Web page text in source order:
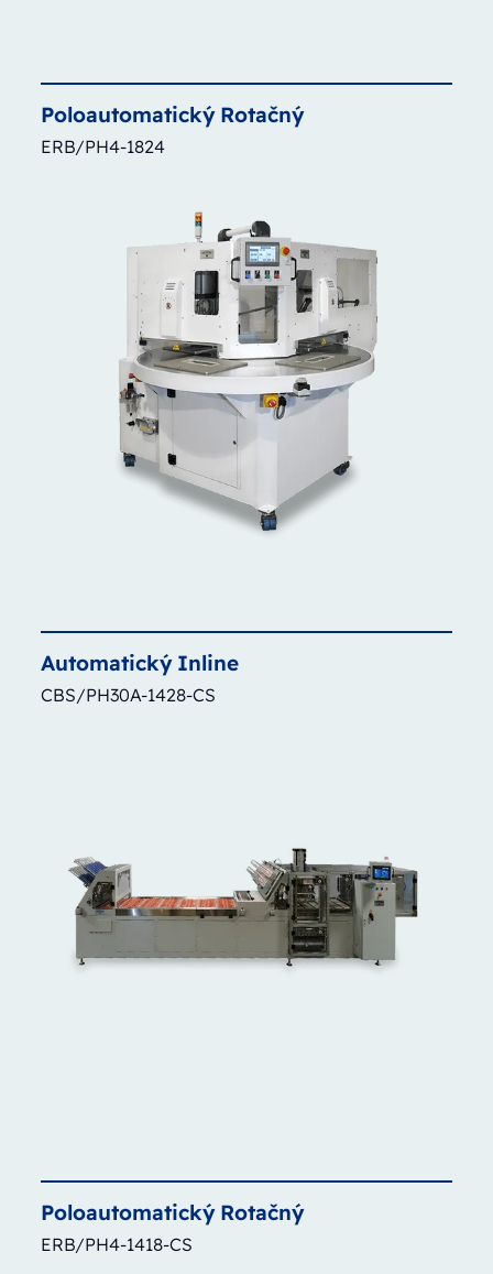
Poloautomatický Rotačný
ERB/PH4-1824
Automatický Inline
CBS/PH30A-1428-CS
Poloautomatický Rotačný
ERB/PH4-1418-CS